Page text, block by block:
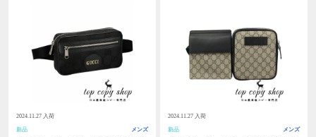
2024.11.27 入荷
新品 メンズ
2024.11.27 入荷
新品 メンズ